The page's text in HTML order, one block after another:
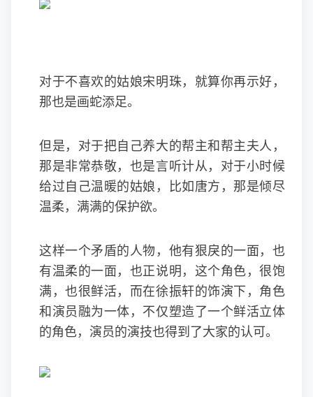
对于不喜欢的姑娘宋明珠，就算你再示好，
那也是画蛇添足。
但是，对于把自己养大的帮主和帮主夫人，
那是非常恭敬，也是言听计从，对于小时候
给过自己温暖的姑娘，比如唐方，那是倾尽
温柔，满满的保护欲。
这样一个矛盾的人物，他有狠戾的一面，也
有温柔的一面，也正说明，这个角色，很饱
满，也很鲜活，而在徐振轩的饰演下，角色
和演员融为一体，不仅塑造了一个鲜活立体
的角色，演员的演技也得到了大家的认可。